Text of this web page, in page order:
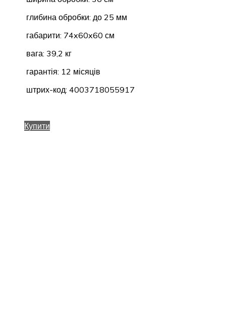
глибина обробки: до 25 мм
габарити: 74x60x60 см
вага: 39,2 кг
гарантія: 12 місяців
штрих-код: 4003718055917
Купити